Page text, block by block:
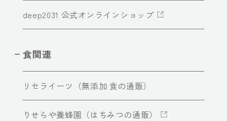
deep2031 公式オンラインショップ
食関連
リセライーツ（無添加 食の通販）
りせらや養蜂園（はちみつの通販）